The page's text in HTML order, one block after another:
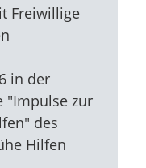
Freiwillige
in der
"Impulse zur
des
Hilfen